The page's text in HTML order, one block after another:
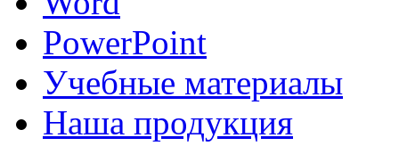
PowerPoint
Учебные материалы
Наша продукция